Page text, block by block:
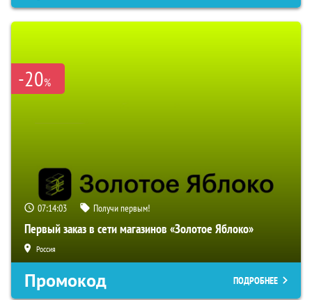
-20%
07:14:02 Получи первым!
Первый заказ в сети магазинов «Золотое Яблоко»
Россия
Промокод ПОДРОБНЕЕ